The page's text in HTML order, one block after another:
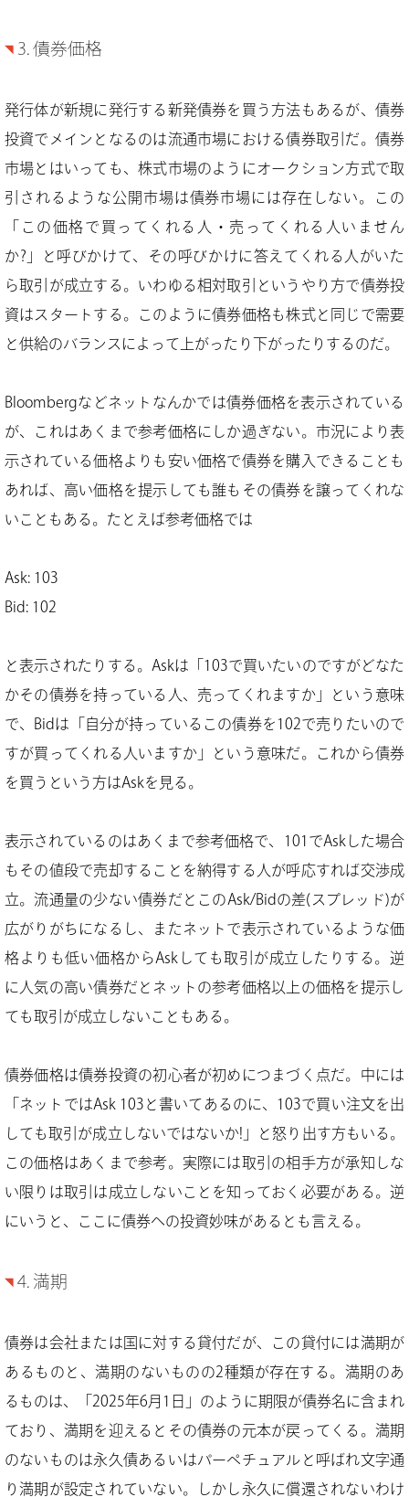
3. 債券価格
発行体が新規に発行する新発債券を買う方法もあるが、債券
投資でメインとなるのは流通市場における債券取引だ。債券
市場とはいっても、株式市場のようにオークション方式で取
引されるような公開市場は債券市場には存在しない。この
「この価格で買ってくれる人・売ってくれる人いません
か?」と呼びかけて、その呼びかけに答えてくれる人がいた
ら取引が成立する。いわゆる相対取引というやり方で債券投
資はスタートする。このように債券価格も株式と同じで需要
と供給のバランスによって上がったり下がったりするのだ。
Bloombergなどネットなんかでは債券価格を表示されている
が、これはあくまで参考価格にしか過ぎない。市況により表
示されている価格よりも安い価格で債券を購入できることも
あれば、高い価格を提示しても誰もその債券を譲ってくれな
いこともある。たとえば参考価格では
Ask: 103
Bid: 102
と表示されたりする。Askは「103で買いたいのですがどなた
かその債券を持っている人、売ってくれますか」という意味
で、Bidは「自分が持っているこの債券を102で売りたいので
すが買ってくれる人いますか」という意味だ。これから債券
を買うという方はAskを見る。
表示されているのはあくまで参考価格で、101でAskした場合
もその値段で売却することを納得する人が呼応すれば交渉成
立。流通量の少ない債券だとこのAsk/Bidの差(スプレッド)が
広がりがちになるし、またネットで表示されているような価
格よりも低い価格からAskしても取引が成立したりする。逆
に人気の高い債券だとネットの参考価格以上の価格を提示し
ても取引が成立しないこともある。
債券価格は債券投資の初心者が初めにつまづく点だ。中には
「ネットではAsk 103と書いてあるのに、103で買い注文を出
しても取引が成立しないではないか!」と怒り出す方もいる。
この価格はあくまで参考。実際には取引の相手方が承知しな
い限りは取引は成立しないことを知っておく必要がある。逆
にいうと、ここに債券への投資妙味があるとも言える。
4. 満期
債券は会社または国に対する貸付だが、この貸付には満期が
あるものと、満期のないものの2種類が存在する。満期のあ
るものは、「2025年6月1日」のように期限が債券名に含まれ
ており、満期を迎えるとその債券の元本が戻ってくる。満期
のないものは永久債あるいはパーペチュアルと呼ばれ文字通
り満期が設定されていない。しかし永久に償還されないわけ